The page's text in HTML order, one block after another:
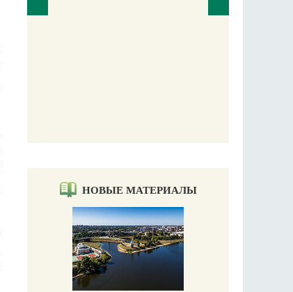
НОВЫЕ МАТЕРИАЛЫ